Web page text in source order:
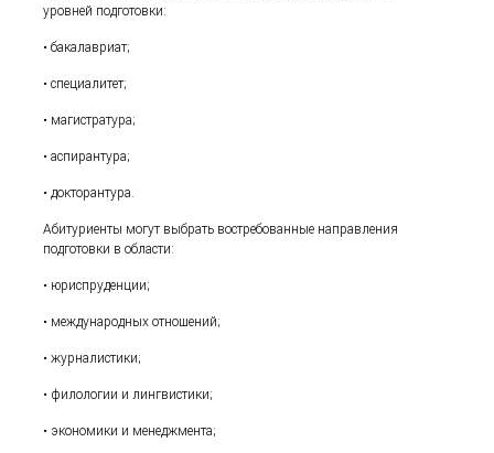
уровней подготовки:
• бакалавриат;
• специалитет;
• магистратура;
• аспирантура;
• докторантура.
Абитуриенты могут выбрать востребованные направления
подготовки в области:
• юриспруденции;
• международных отношений;
• журналистики;
• филологии и лингвистики;
• экономики и менеджмента;